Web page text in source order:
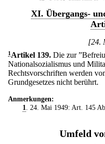
XI. Übergangs-
[24.
1 Artikel 139. Die zur
Nationalsozialismus und
Rechtsvorschriften werden
Grundgesetzes nicht berührt.
Anmerkungen:
1
. 24. Mai 1949: Art. 145
Umfeld